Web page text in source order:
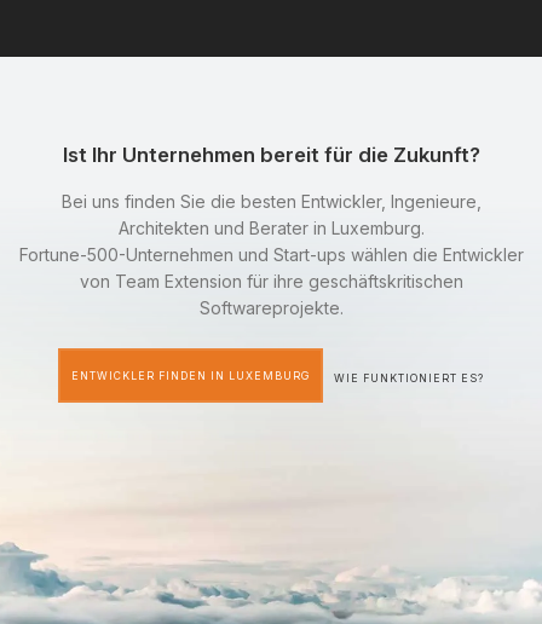
Ist Ihr Unternehmen bereit für die Zukunft?
Bei uns finden Sie die besten Entwickler, Ingenieure,
Architekten und Berater in Luxemburg.
Fortune-500-Unternehmen und Start-ups wählen die Entwickler
von Team Extension für ihre geschäftskritischen
Softwareprojekte.
ENTWICKLER FINDEN IN LUXEMBURG WIE FUNKTIONIERT ES?